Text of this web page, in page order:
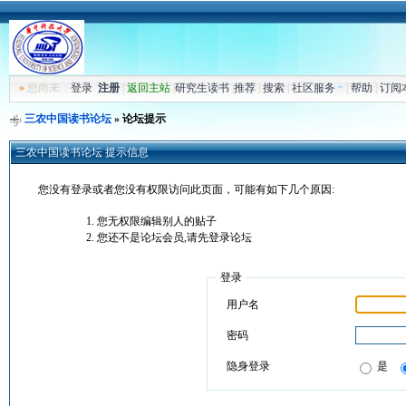
»您尚未 登录 注册| 返回主站| 研究生读书| 推荐| 搜索| 社区服务 帮助 订阅
三农中国读书论坛» 论坛提示
三农中国读书论坛 提示信息
您没有登录或者您没有权限访问此页面，可能有如下几个原因:
您无权限编辑别人的贴子
您还不是论坛会员,请先登录论坛
登录
用户名
密码
隐身登录 是